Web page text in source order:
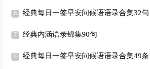
经典每日一签早安问候语语录合集32句
经典内涵语录锦集90句
经典每日一签早安问候语语录合集49条